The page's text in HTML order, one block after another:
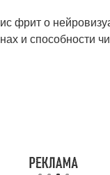
фрит о
и способности